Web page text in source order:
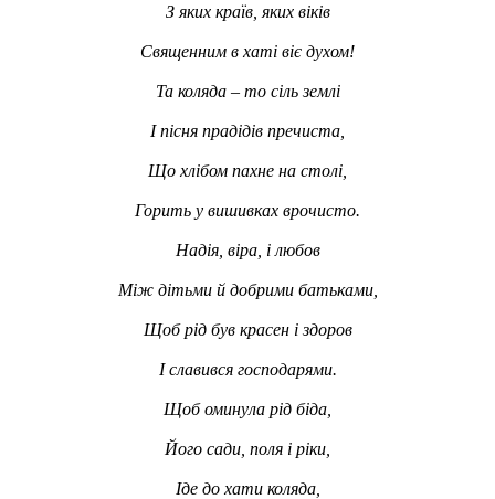
З яких країв, яких віків
Священним в хаті віє духом!
Та коляда – то сіль землі
І пісня прадідів пречиста,
Що хлібом пахне на столі,
Горить у вишивках врочисто.
Надія, віра, і любов
Між дітьми й добрими батьками,
Щоб рід був красен і здоров
І славився господарями.
Щоб оминула рід біда,
Його сади, поля і ріки,
Іде до хати коляда,